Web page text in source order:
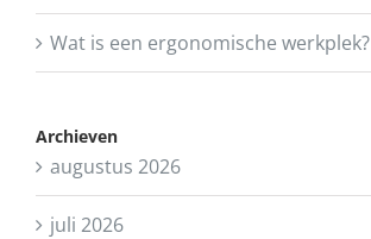
Wat is een ergonomische werkplek?
Archieven
augustus 2026
juli 2026